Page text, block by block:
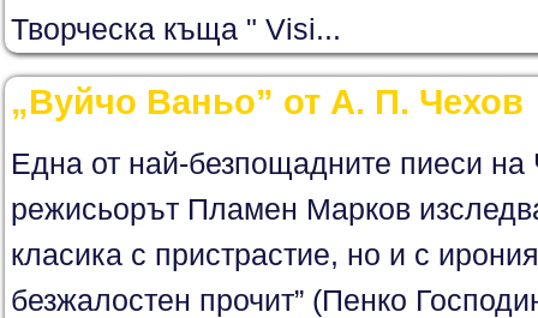
Творческа къща " Visi...
„Вуйчо Ваньо” от А. П. Чехов
Една от най-безпощадните пиеси на
режисьорът Пламен Марков
класика с пристрастие, но и с
безжалостен прочит” (Пенко